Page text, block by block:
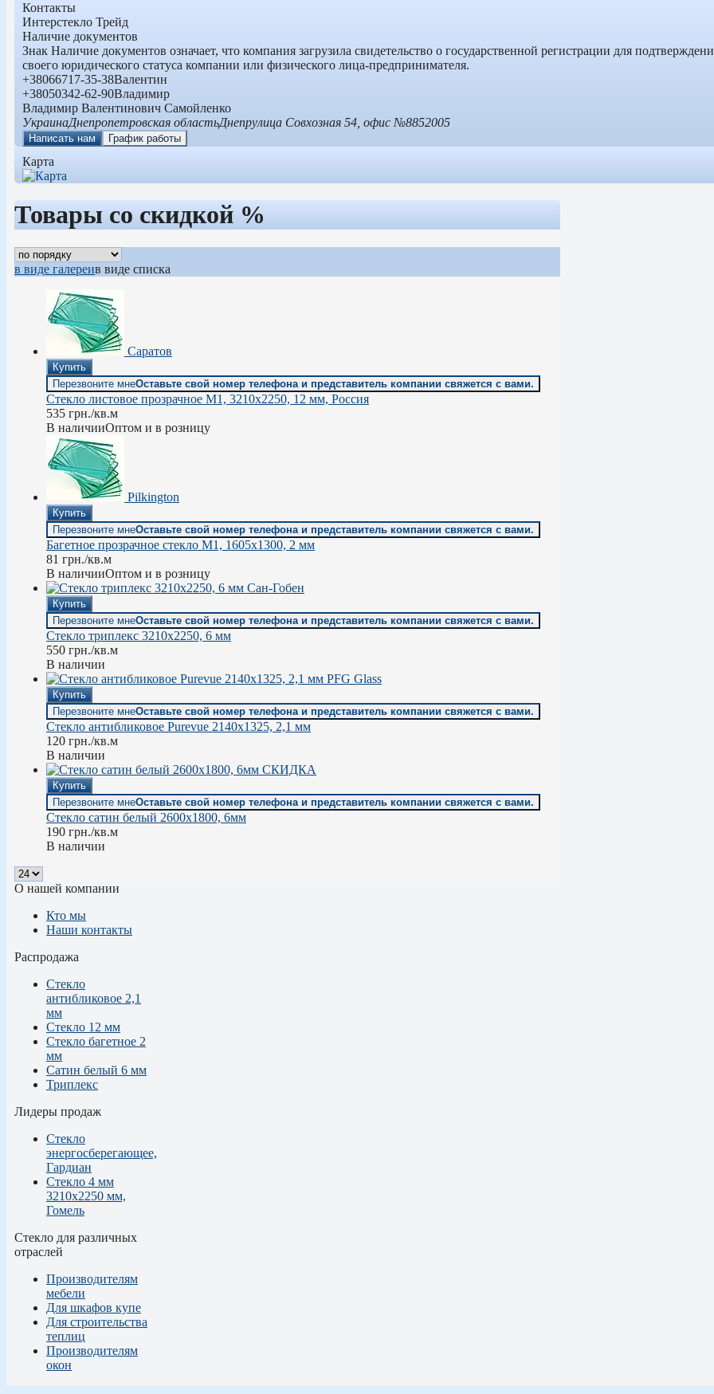
Контакты
Интерстекло Трейд
Наличие документов
Знак Наличие документов означает, что компания загрузила свидетельство о государственной регистрации для
своего юридического статуса компании или физического лица-предпринимателя.
+38066717-35-38Валентин
+38050342-62-90Владимир
Владимир Валентинович Самойленко
УкраинаДнепропетровская областьДнепрулица Совхозная 54, офис №8852005
Написать нам График работы
Карта
Товары со скидкой %
в виде галереив виде списка
Саратов
Купить
Перезвоните мнеОставьте свой номер телефона и представитель компании свяжется с вами.
Стекло листовое прозрачное М1, 3210х2250, 12 мм, Россия
535 грн./кв.м
В наличииОптом и в розницу
Pilkington
Купить
Перезвоните мнеОставьте свой номер телефона и представитель компании свяжется с вами.
Багетное прозрачное стекло М1, 1605х1300, 2 мм
81 грн./кв.м
В наличииОптом и в розницу
Сан-Гобен
Купить
Перезвоните мнеОставьте свой номер телефона и представитель компании свяжется с вами.
Стекло триплекс 3210х2250, 6 мм
550 грн./кв.м
В наличии
PFG Glass
Купить
Перезвоните мнеОставьте свой номер телефона и представитель компании свяжется с вами.
Стекло антибликовое Purevue 2140х1325, 2,1 мм
120 грн./кв.м
В наличии
СКИДКА
Купить
Перезвоните мнеОставьте свой номер телефона и представитель компании свяжется с вами.
Стекло сатин белый 2600х1800, 6мм
190 грн./кв.м
В наличии
О нашей компании
Кто мы
Наши контакты
Распродажа
Стекло
антибликовое 2,1
мм
Стекло 12 мм
Стекло багетное 2
мм
Сатин белый 6 мм
Триплекс
Лидеры продаж
Стекло
энергосберегающее,
Гардиан
Стекло 4 мм
3210х2250 мм,
Гомель
Стекло для различных
отраслей
Производителям
мебели
Для шкафов купе
Для строительства
теплиц
Производителям
окон